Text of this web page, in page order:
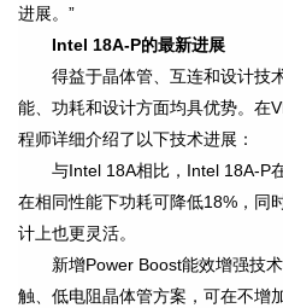
进展。”
Intel 18A-P的最新进展
得益于晶体管、互连和设计技
能、功耗和设计方面均具优势。在
程师详细介绍了以下技术进展：
与Intel 18A相比，Intel 18A-P
在相同性能下功耗可降低18%，同
计上也更灵活。
新增Power Boost能效增强技
触、低电阻晶体管方案，可在不增